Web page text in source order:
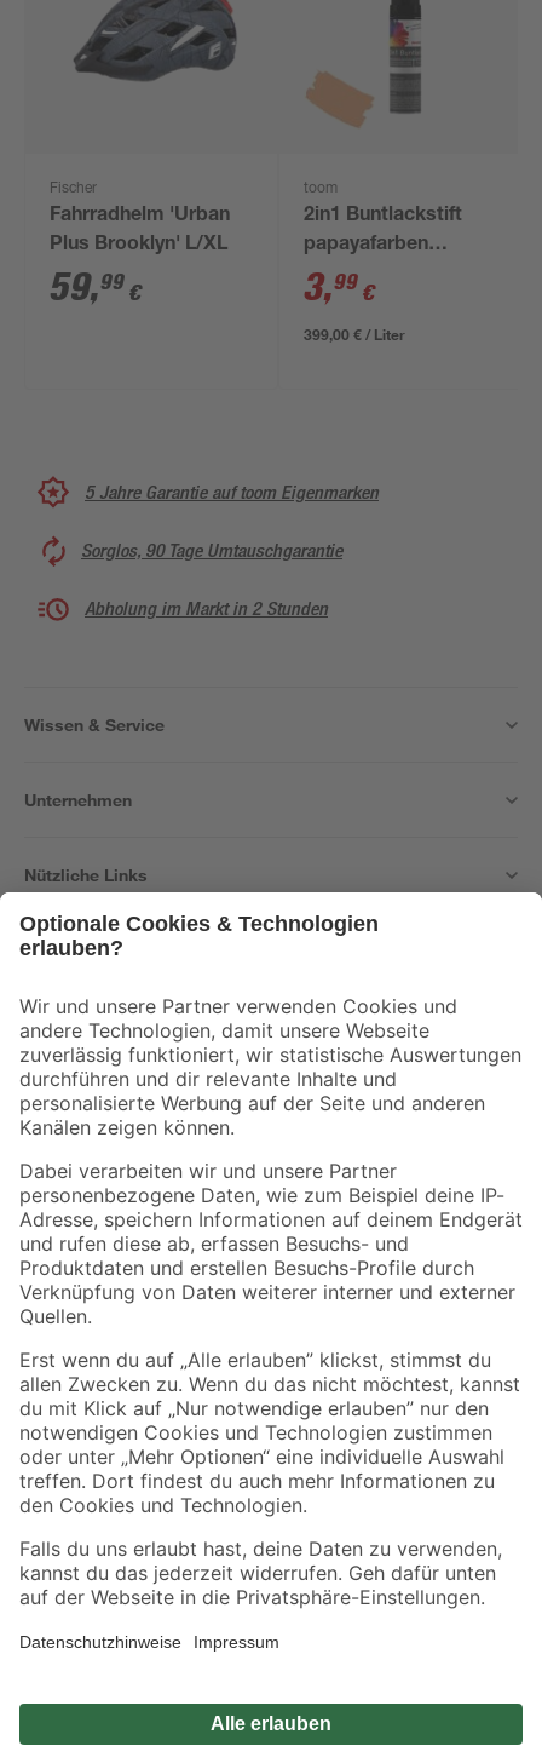
Fischer
Fahrradhelm 'Urban
Plus Brooklyn' L/XL
59,99 €
toom
2in1 Buntlackstift
papayafarben
glänzend 12 ml
3,99 €
399,00 € / Liter
5 Jahre Garantie auf toom Eigenmarken
Sorglos, 90 Tage Umtauschgarantie
Abholung im Markt in 2 Stunden
Wissen & Service
Unternehmen
Nützliche Links
Der toom Newsletter: Keine Angebote und Aktionen mehr verpassen!
Zur Newsletter Anmeldung
Folge uns
Zahlungsarten Versandarten
Sicher einkaufen
Jetzt die toom-App herunterladen
Alle Preisangaben in EUR inkl. gesetzl. MwSt.. Die dargestellten Angebote sind unter
Umständen nicht in allen Märkten verfügbar. Die angegebenen Verfügbarkeiten beziehen
Produkte nur solange der Vorrat reicht.
*Paketversand ab 59 € versandkostenfrei, gilt nicht für Artikel mit Speditionsversand, hier
Privatsphäre Impressum